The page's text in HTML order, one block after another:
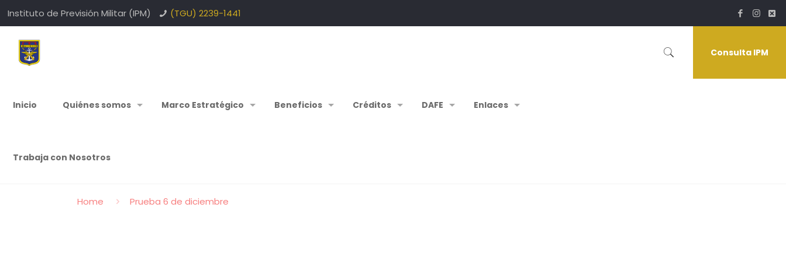
Instituto de Previsión Militar (IPM) (TGU) 2239-1441
Inicio Quiénes somos Marco Estratégico Beneficios Créditos DAFE Enlaces
Trabaja con Nosotros
Consulta IPM
Home Prueba 6 de diciembre